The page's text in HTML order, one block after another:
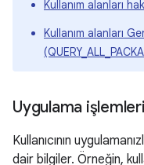
Kullanım alanları
Kullanım alanları
Uygulama işlemleri
Kullanıcının
dair bilgiler. Örneğin,